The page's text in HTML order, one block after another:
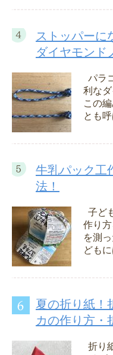
ストッパーに
ダイヤモンド
パラ
利な
この
とも
牛乳パック工
法！
子ど
作り
を測
ども
夏の折り紙！
カの作り方・
折り